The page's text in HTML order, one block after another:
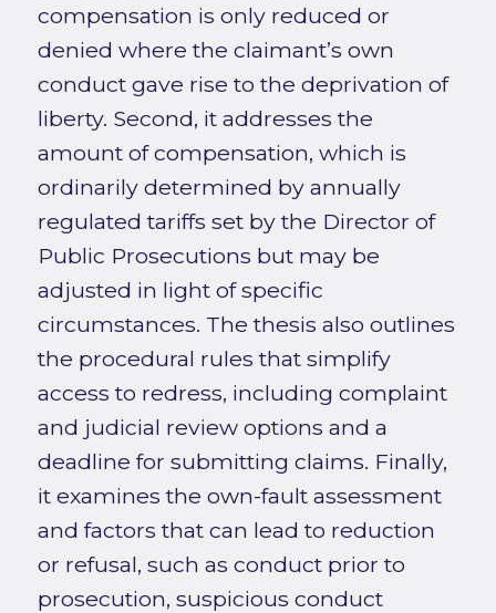
compensation is only reduced or
denied where the claimant’s own
conduct gave rise to the deprivation of
liberty. Second, it addresses the
amount of compensation, which is
ordinarily determined by annually
regulated tariffs set by the Director of
Public Prosecutions but may be
adjusted in light of specific
circumstances. The thesis also outlines
the procedural rules that simplify
access to redress, including complaint
and judicial review options and a
deadline for submitting claims. Finally,
it examines the own-fault assessment
and factors that can lead to reduction
or refusal, such as conduct prior to
prosecution, suspicious conduct